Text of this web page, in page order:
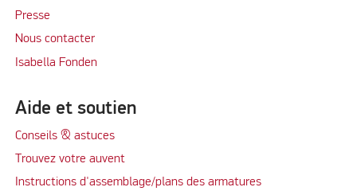
Presse
Nous contacter
Isabella Fonden
Aide et soutien
Conseils & astuces
Trouvez votre auvent
Instructions d'assemblage/plans des armatures